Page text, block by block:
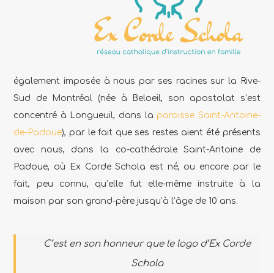
également imposée à nous par ses racines sur la Rive-
Sud de Montréal (née à Beloeil, son apostolat s’est
concentré à Longueuil, dans la paroisse Saint-Antoine-
de-Padoue), par le fait que ses restes aient été présents
avec nous, dans la co-cathédrale Saint-Antoine de
Padoue, où Ex Corde Schola est né, ou encore par le
fait, peu connu, qu’elle fut elle-même instruite à la
maison par son grand-père jusqu’à l’âge de 10 ans.
C’est en son honneur que le logo d’Ex Corde
Schola